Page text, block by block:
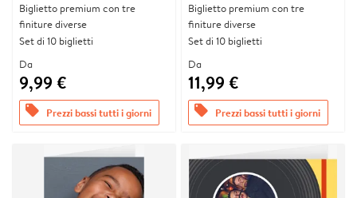
Biglietto premium con tre
finiture diverse
Set di 10 biglietti
Da
9,99 €
offers Prezzi bassi tutti i giorni
Biglietto premium con tre
finiture diverse
Set di 10 biglietti
Da
11,99 €
offers Prezzi bassi tutti i giorni